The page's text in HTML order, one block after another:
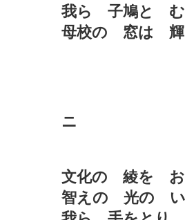
我ら 子鳩と む
母校の 窓は 輝
ニ
文化の 綾を お
智えの 光の い